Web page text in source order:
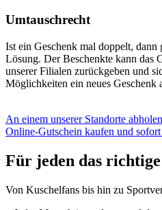
Umtauschrecht
Ist ein Geschenk mal doppelt, dann
Lösung. Der Beschenkte kann das
unserer Filialen zurückgeben und
Möglichkeiten ein neues Geschenk
An einem unserer Standorte abholen
Online-Gutschein kaufen und sofort
Für jeden das richtige
Von Kuschelfans bis hin zu